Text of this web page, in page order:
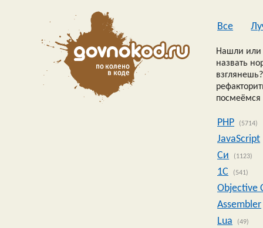
Все
Нашли или
назвать
посмеёмся
PHP (5714)
JavaScript
Си
(1123)
1C (541)
Objective
Assembler
Lua
(49)